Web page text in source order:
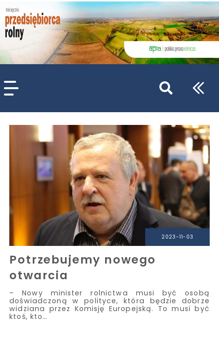
2023-11-03
Potrzebujemy nowego
otwarcia
– Nowy minister rolnictwa musi być osobą
doświadczoną w polityce, która będzie dobrze
widziana przez Komisję Europejską. To musi być
ktoś, kto…